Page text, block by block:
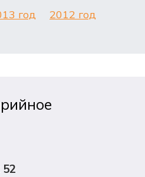
год 2012 год
52